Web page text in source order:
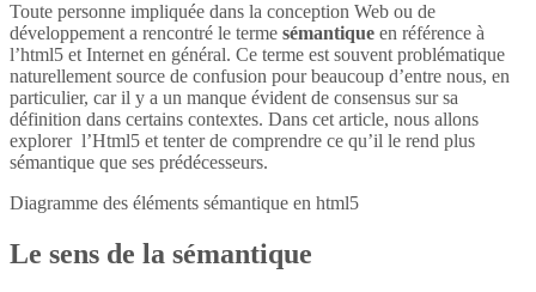
Toute personne impliquée dans la conception Web ou de
développement a rencontré le terme sémantique en référence à
l’html5 et Internet en général. Ce terme est souvent problématique
naturellement source de confusion pour beaucoup d’entre nous, en
particulier, car il y a un manque évident de consensus sur sa
définition dans certains contextes. Dans cet article, nous allons
explorer l’Html5 et tenter de comprendre ce qu’il le rend plus
sémantique que ses prédécesseurs.
Diagramme des éléments sémantique en html5
Le sens de la sémantique